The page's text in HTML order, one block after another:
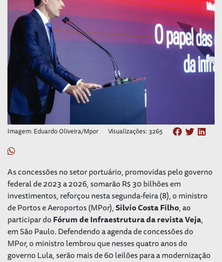
Imagem: Eduardo Oliveira/Mpor Visualizações: 3265
As concessões no setor portuário, promovidas pelo governo
federal de 2023 a 2026, somarão R$ 30 bilhões em
investimentos, reforçou nesta segunda-feira (8), o ministro
de Portos e Aeroportos (MPor),Silvio Costa Filho, ao
participar doFórum de Infraestrutura da revista Veja,
em São Paulo. Defendendo a agenda de concessões do
MPor, o ministro lembrou que nesses quatro anos do
governo Lula, serão mais de 60 leilões para a modernização